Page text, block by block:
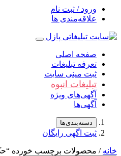
ورود / ثبت نام
علاقه‌مندی ها
صفحه اصلی
تعرفه تبلیغات
ثبت مینی سایت
تبلیغات انبوه
آگهی‌های ویژه
آگهی‌ها
دسته‌بندی‌ها
ثبت اگهی رایگان
خانه / محصولات برچسب خورده